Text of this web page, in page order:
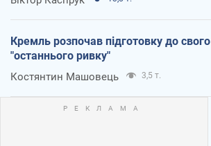
Кремль розпочав підготовку до свого
"останнього ривку"
Костянтин Машовець 3,5 т.